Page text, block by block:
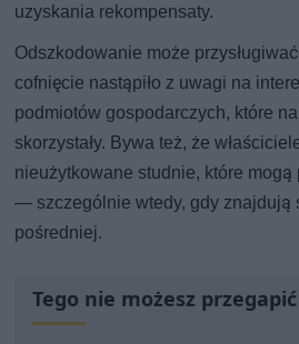
uzyskania rekompensaty.
Odszkodowanie może
cofnięcie nastąpiło z uwagi na
podmiotów gospodarczych, które
skorzystały. Bywa też, że
nieużytkowane studnie, które
— szczególnie wtedy, gdy znajdują
pośredniej.
Tego nie możesz przegapić